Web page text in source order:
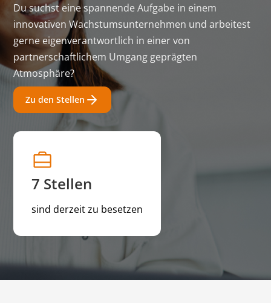
Du suchst eine spannende Aufgabe in einem
innovativen Wachstumsunternehmen und arbeitest
gerne eigenverantwortlich in einer von
partnerschaftlichem Umgang geprägten
Atmosphäre?
Zu den Stellen
7 Stellen
sind derzeit zu besetzen